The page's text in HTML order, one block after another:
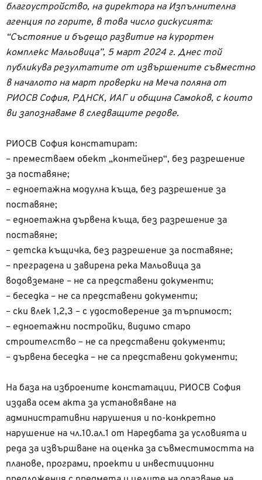
благоустройство, на директора на Изпълнителна
агенция по горите, в това число дискусията:
“Състояние и бъдещо развитие на курортен
комплекс Мальовица”, 5 март 2024 г. Днес той
публикува резултатите от извършените съвместно
в началото на март проверки на Меча поляна от
РИОСВ София, РДНСК, ИАГ и община Самоков, с които
ви запознаваме в следващите редове.
РИОСВ София констатират:
– преместваем обект „контейнер“, без разрешение
за поставяне;
– едноетажна модулна къща, без разрешение за
поставяне;
– едноетажна дървена къща, без разрешение за
поставяне;
– детска къщичка, без разрешение за поставяне;
– преградена и завирена река Мальовица за
водовземане – не са представени документи;
– беседка – не са представени документи;
– ски влек 1,2,3 – с удостоверение за търпимост;
– едноетажни постройки, видимо старо
строителство – не са представени документи;
– дървена беседка – не са представени документи;
На база на изброените констатации, РИОСВ София
издава осем акта за установяване на
административни нарушения и по-конкретно
нарушение на чл.10.ал.1 от Наредбата за условията и
реда за извършване на оценка за съвместимостта на
планове, програми, проекти и инвестиционни